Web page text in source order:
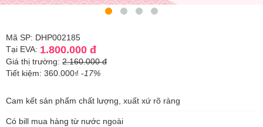
Mã SP: DHP002185
Tại EVA: 1.800.000 đ
Giá thị trường: 2.160.000 đ
Tiết kiệm: 360.000₫ -17%
Cam kết sản phẩm chất lượng, xuất xứ rõ ràng
Có bill mua hàng từ nước ngoài